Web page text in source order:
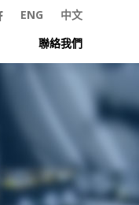
ENG
中文
聯絡我們